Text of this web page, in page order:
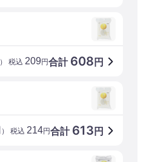
合計 608 円
） 税込 209円
合計 613 円
） 税込 214円